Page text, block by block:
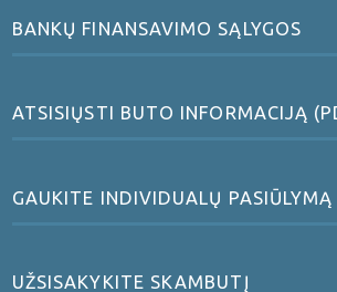
BANKŲ FINANSAVIMO SĄLYGOS
ATSISIŲSTI BUTO INFORMACIJĄ
GAUKITE INDIVIDUALŲ PASIŪLYMĄ
UŽSISAKYKITE SKAMBUTĮ